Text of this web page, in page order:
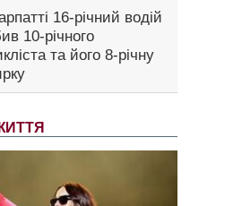
16-річний водій
10-річного
та його 8-річну